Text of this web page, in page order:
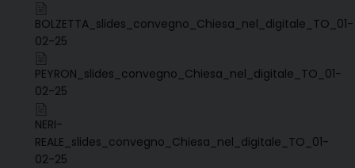
BOLZETTA_slides_convegno_Chiesa_nel_digitale_TO_01-
02-25
PEYRON_slides_convegno_Chiesa_nel_digitale_TO_01-
02-25
NERI-
REALE_slides_convegno_Chiesa_nel_digitale_TO_01-
02-25